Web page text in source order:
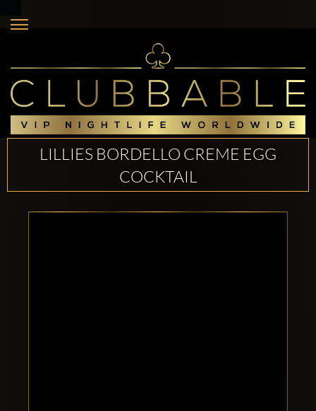
LILLIES BORDELLO CREME EGG
COCKTAIL